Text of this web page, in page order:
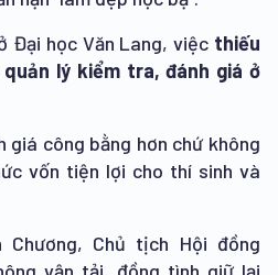
Đại học Văn Lang, việc thiếu
lý kiểm tra, đánh giá ở
giá công bằng hơn chứ không
vốn tiện lợi cho thí sinh và
Chương, Chủ tịch Hội đồng